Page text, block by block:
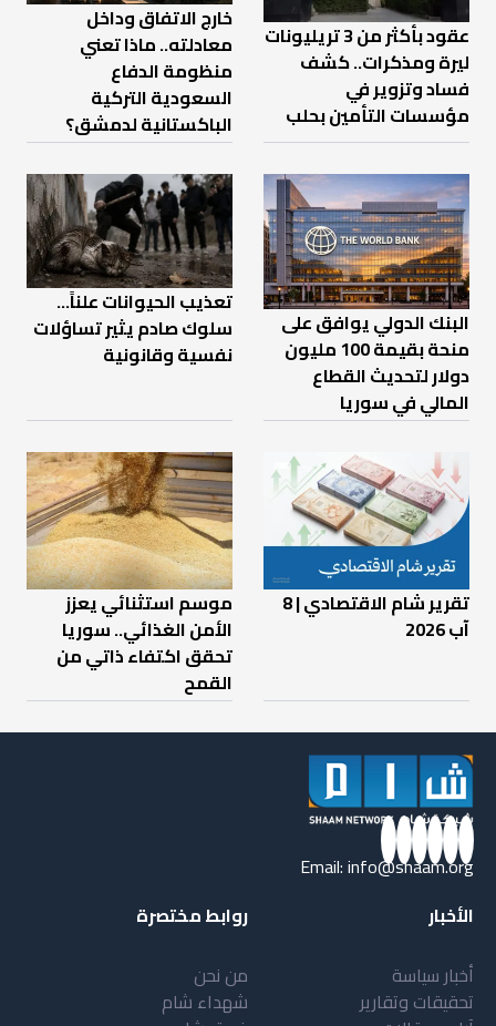
عقود بأكثر من 3 تريليونات
ليرة ومذكرات.. كشف
فساد وتزوير في
مؤسسات التأمين بحلب
خارج الاتفاق وداخل
معادلته.. ماذا تعني
منظومة الدفاع
السعودية التركية
الباكستانية لدمشق؟
البنك الدولي يوافق على
منحة بقيمة 100 مليون
دولار لتحديث القطاع
المالي في سوريا
تعذيب الحيوانات علناً…
سلوك صادم يثير تساؤلات
نفسية وقانونية
تقرير شام الاقتصادي | 8
آب 2026
موسم استثنائي يعزز
الأمن الغذائي.. سوريا
تحقق اكتفاء ذاتي من
القمح
Email:info@shaam.org
الأخبار
أخبار سياسة
تحقيقات وتقارير
روابط مختصرة
من نحن
شهداء شام